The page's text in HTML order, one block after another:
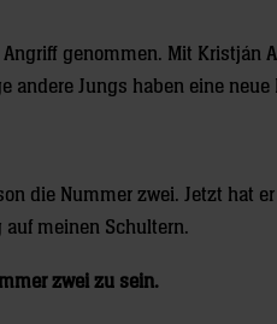
genommen. Mit Kristján
Jungs haben eine
die Nummer zwei. Jetzt hat
meinen Schultern.
zwei zu sein.